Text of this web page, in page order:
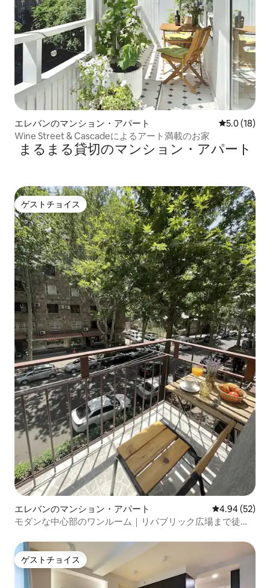
エレバンのマンション・アパート レビュー18
5.0 (18)
Wine Street & Cascadeによるアート満載のお家
まるまる貸切のマンション・アパート
ゲストチョイス
ゲストチョイス
エレバンのマンション・アパート レビュー52
4.94 (52)
モダンな中心部のワンルーム｜リパブリック広場まで徒歩4
ゲストチョイス
ゲストチョイス